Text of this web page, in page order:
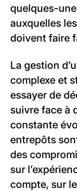
quelques-
auxquelles
doivent faire
La gestion
complexe et
essayer de
suivre face à
constante
entrepôts
des
sur
compte, sur